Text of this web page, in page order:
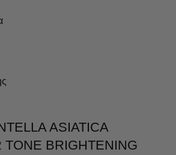
ASIATICA
TONE BRIGHTENING